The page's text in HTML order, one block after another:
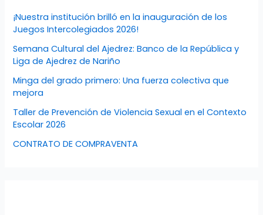
¡Nuestra institución brilló en la inauguración de los
Juegos Intercolegiados 2026!
Semana Cultural del Ajedrez: Banco de la República y
Liga de Ajedrez de Nariño
Minga del grado primero: Una fuerza colectiva que
mejora
Taller de Prevención de Violencia Sexual en el Contexto
Escolar 2026
CONTRATO DE COMPRAVENTA